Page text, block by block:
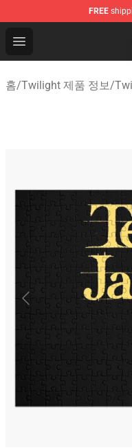
FREE
Open menu
Twilight Store -
홈/Twilight 제품 정보/